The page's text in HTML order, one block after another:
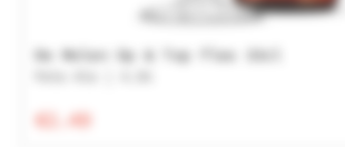
De Molen Op & Top fles 33cl
€2.49